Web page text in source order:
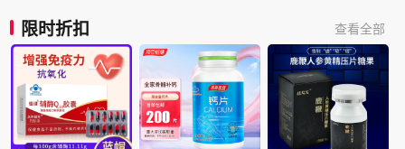
如何搜索
限时折扣 查看全部